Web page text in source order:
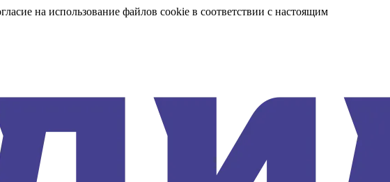
на использование файлов cookie в соответствии с настоящим